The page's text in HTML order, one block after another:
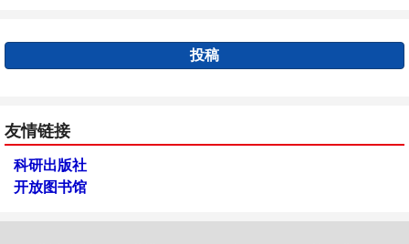
投稿
友情链接
科研出版社
开放图书馆